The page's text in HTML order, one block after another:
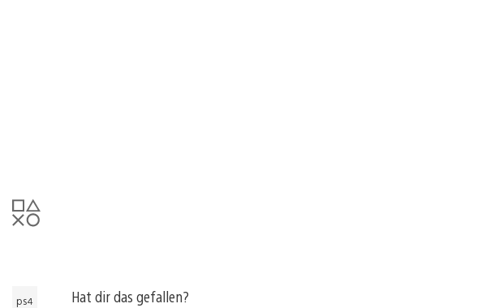
ps4
Hat dir das gefallen?